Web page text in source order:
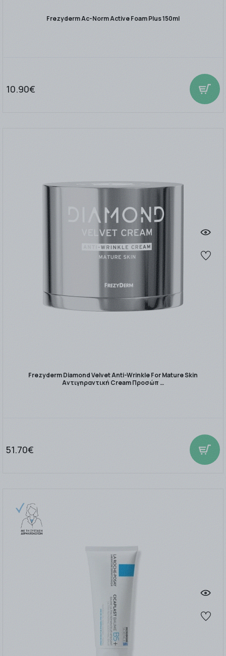
Frezyderm Ac-Norm Active Foam Plus 150ml
10.90€
Frezyderm Diamond Velvet Anti-Wrinkle For Mature Skin
Αντιγηραντική Cream Προσώπ …
51.70€